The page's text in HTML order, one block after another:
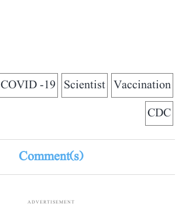
Vaccination
Scientist
COVID -19
CDC
Comment(s)
ADVERTISEMENT